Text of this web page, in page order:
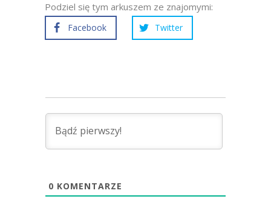
Podziel się tym arkuszem ze znajomymi:
Facebook Twitter
0 KOMENTARZE